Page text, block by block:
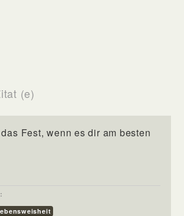
(e)
Fest, wenn es dir am besten